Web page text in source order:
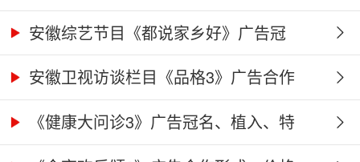
广...安徽综艺节目《都说家乡好》广告冠
名、...
安徽卫视访谈栏目《品格3》广告合作
权...《健康大问诊3》广告冠名、植入、特